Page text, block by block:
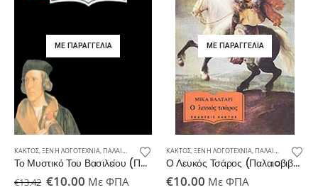
ΜΕ ΠΑΡΑΓΓΕΛΊΑ
ΚΆΚΤΟΣ,ΞΈΝΗ ΛΟΓΟΤΕΧΝΊΑ, ΠΑΛΑΙΟΒΙΒΛΙΟΠΩΛΕΊΟ
Το Μυστικό Του Βασιλείου (Παλαιoβιβλιοπωλείο)
€13.42 Original
€10.00ΗΜε ΦΠΑ
ΜΕ ΠΑΡΑΓΓΕΛΊΑ
ΚΆΚΤΟΣ,ΞΈΝΗ ΛΟΓΟΤΕΧΝΊΑ, ΠΑΛΑΙΟΒΙΒΛΙΟΠΩΛΕΊΟ
Ο Λευκός Τσάρος (Παλαιoβιβλιοπωλείο)
€10.00 Με ΦΠΑ